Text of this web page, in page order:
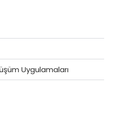
Uygulamaları